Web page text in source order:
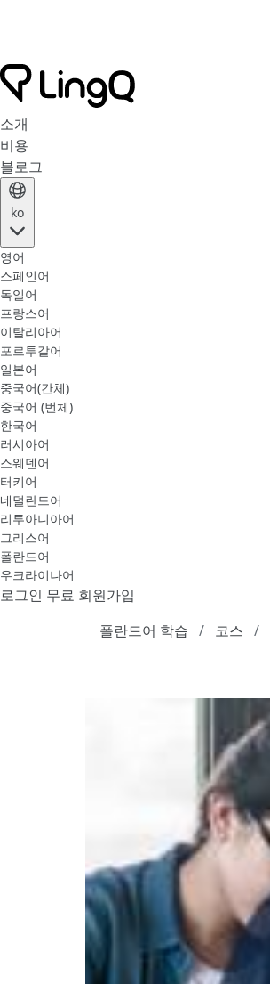
소개
비용
블로그
ko
영어
스페인어
독일어
프랑스어
이탈리아어
포르투갈어
일본어
중국어(간체)
중국어 (번체)
한국어
러시아어
스웨덴어
터키어
네덜란드어
리투아니아어
그리스어
폴란드어
우크라이나어
로그인 무료 회원가입
폴란드어 학습
코스